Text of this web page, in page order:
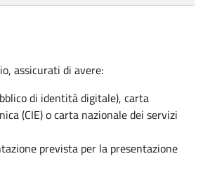
assicurati di avere:
di identità digitale), carta
(CIE) o carta nazionale dei servizi
prevista per la presentazione